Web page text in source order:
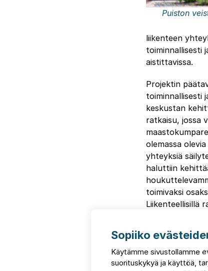
Puiston
liikenteen
toiminnallisesti
aistittavissa.
Projektin
toiminnallisesti
keskustan
ratkaisu, jossa
olemassa
yhteyksiä
haluttiin
toimivaksi
Liikenteellisillä
oli luoda
enemmän
Keskustasta
Sopiiko
Käytämme sivustollamme
suorituskykyä ja käyttöä,